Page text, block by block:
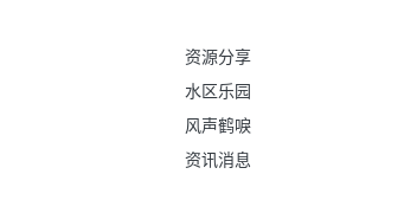
资源分享
水区乐园
风声鹤唳